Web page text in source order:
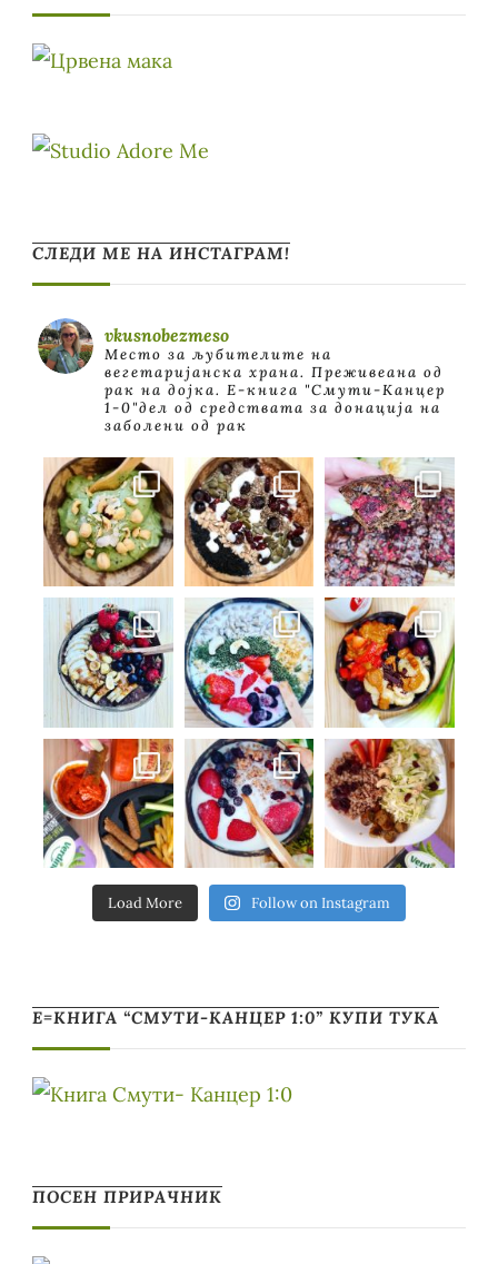
СЛЕДИ МЕ НА ИНСТАГРАМ!
vkusnobezmeso
Место за љубителите на
вегетаријанска храна. Преживеана од
рак на дојка. E-книга "Смути-Канцер
1-0"дел од средствата за донација на
заболени од рак
Load More Follow on Instagram
Е=КНИГА “СМУТИ-КАНЦЕР 1:0” КУПИ ТУКА
ПОСЕН ПРИРАЧНИК